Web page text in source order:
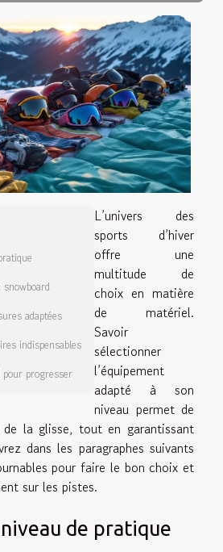
adaptées
indispensables
progresser
L’univers des
sports d’hiver
offre une
multitude de
choix en matière
de matériel.
Savoir
sélectionner
l’équipement
adapté à son
niveau permet de
la glisse, tout en garantissant
dans les paragraphes suivants
pour faire le bon choix et
sur les pistes.
de pratique